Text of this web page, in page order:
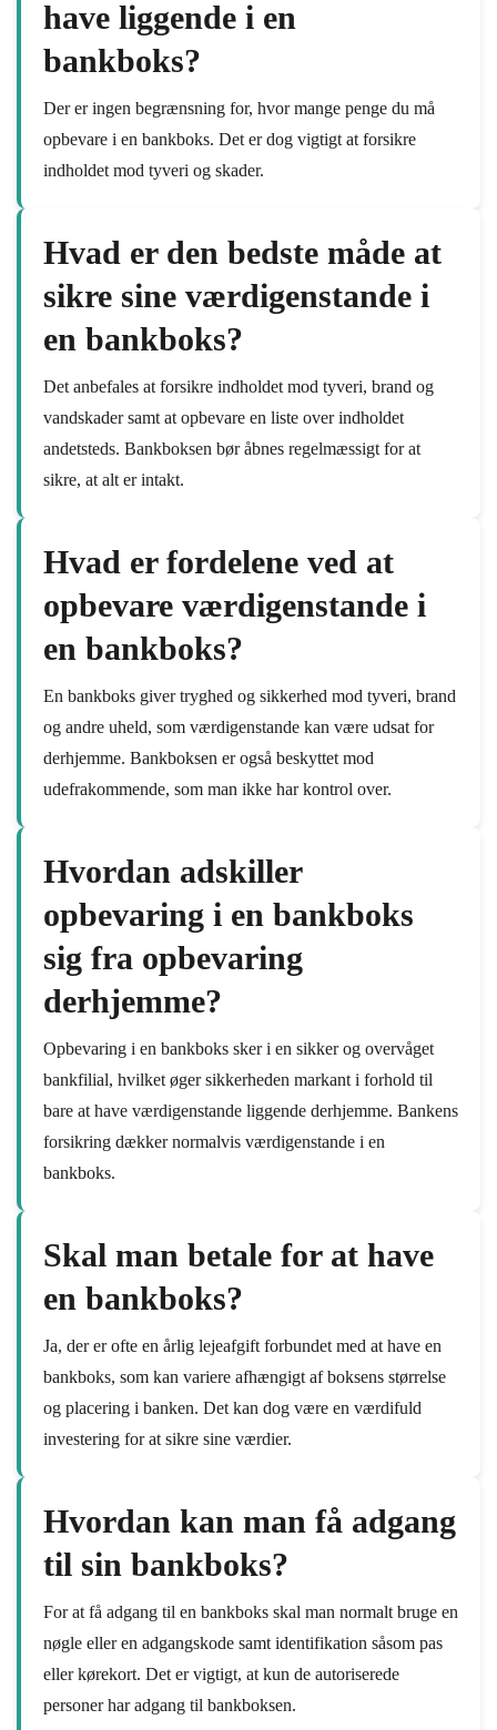
have liggende i en
bankboks?
Der er ingen begrænsning for, hvor mange penge du må
opbevare i en bankboks. Det er dog vigtigt at forsikre
indholdet mod tyveri og skader.
Hvad er den bedste måde at
sikre sine værdigenstande i
en bankboks?
Det anbefales at forsikre indholdet mod tyveri, brand og
vandskader samt at opbevare en liste over indholdet
andetsteds. Bankboksen bør åbnes regelmæssigt for at
sikre, at alt er intakt.
Hvad er fordelene ved at
opbevare værdigenstande i
en bankboks?
En bankboks giver tryghed og sikkerhed mod tyveri, brand
og andre uheld, som værdigenstande kan være udsat for
derhjemme. Bankboksen er også beskyttet mod
udefrakommende, som man ikke har kontrol over.
Hvordan adskiller
opbevaring i en bankboks
sig fra opbevaring
derhjemme?
Opbevaring i en bankboks sker i en sikker og overvåget
bankfilial, hvilket øger sikkerheden markant i forhold til
bare at have værdigenstande liggende derhjemme. Bankens
forsikring dækker normalvis værdigenstande i en
bankboks.
Skal man betale for at have
en bankboks?
Ja, der er ofte en årlig lejeafgift forbundet med at have en
bankboks, som kan variere afhængigt af boksens størrelse
og placering i banken. Det kan dog være en værdifuld
investering for at sikre sine værdier.
Hvordan kan man få adgang
til sin bankboks?
For at få adgang til en bankboks skal man normalt bruge en
nøgle eller en adgangskode samt identifikation såsom pas
eller kørekort. Det er vigtigt, at kun de autoriserede
personer har adgang til bankboksen.